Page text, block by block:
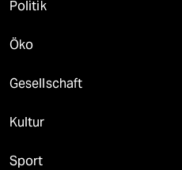
Politik
Öko
Gesellschaft
Kultur
Sport